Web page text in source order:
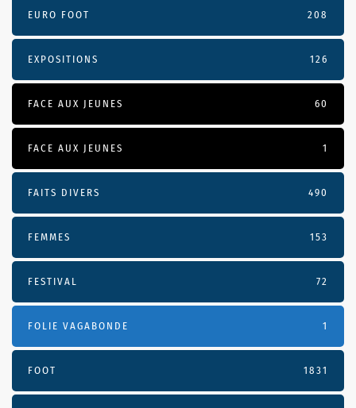
EURO FOOT 208
EXPOSITIONS 126
FACE AUX JEUNES 60
FACE AUX JEUNES 1
FAITS DIVERS 490
FEMMES 153
FESTIVAL 72
FOLIE VAGABONDE 1
FOOT 1831